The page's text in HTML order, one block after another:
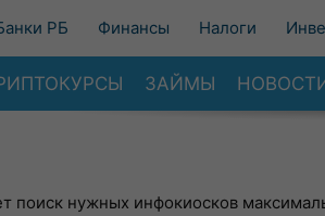
РБ Финансы Налоги
ЗАЙМЫ
поиск нужных инфокиосков